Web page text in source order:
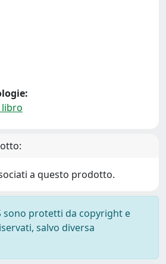
libro
a questo prodotto.
sono protetti da copyright e
salvo diversa